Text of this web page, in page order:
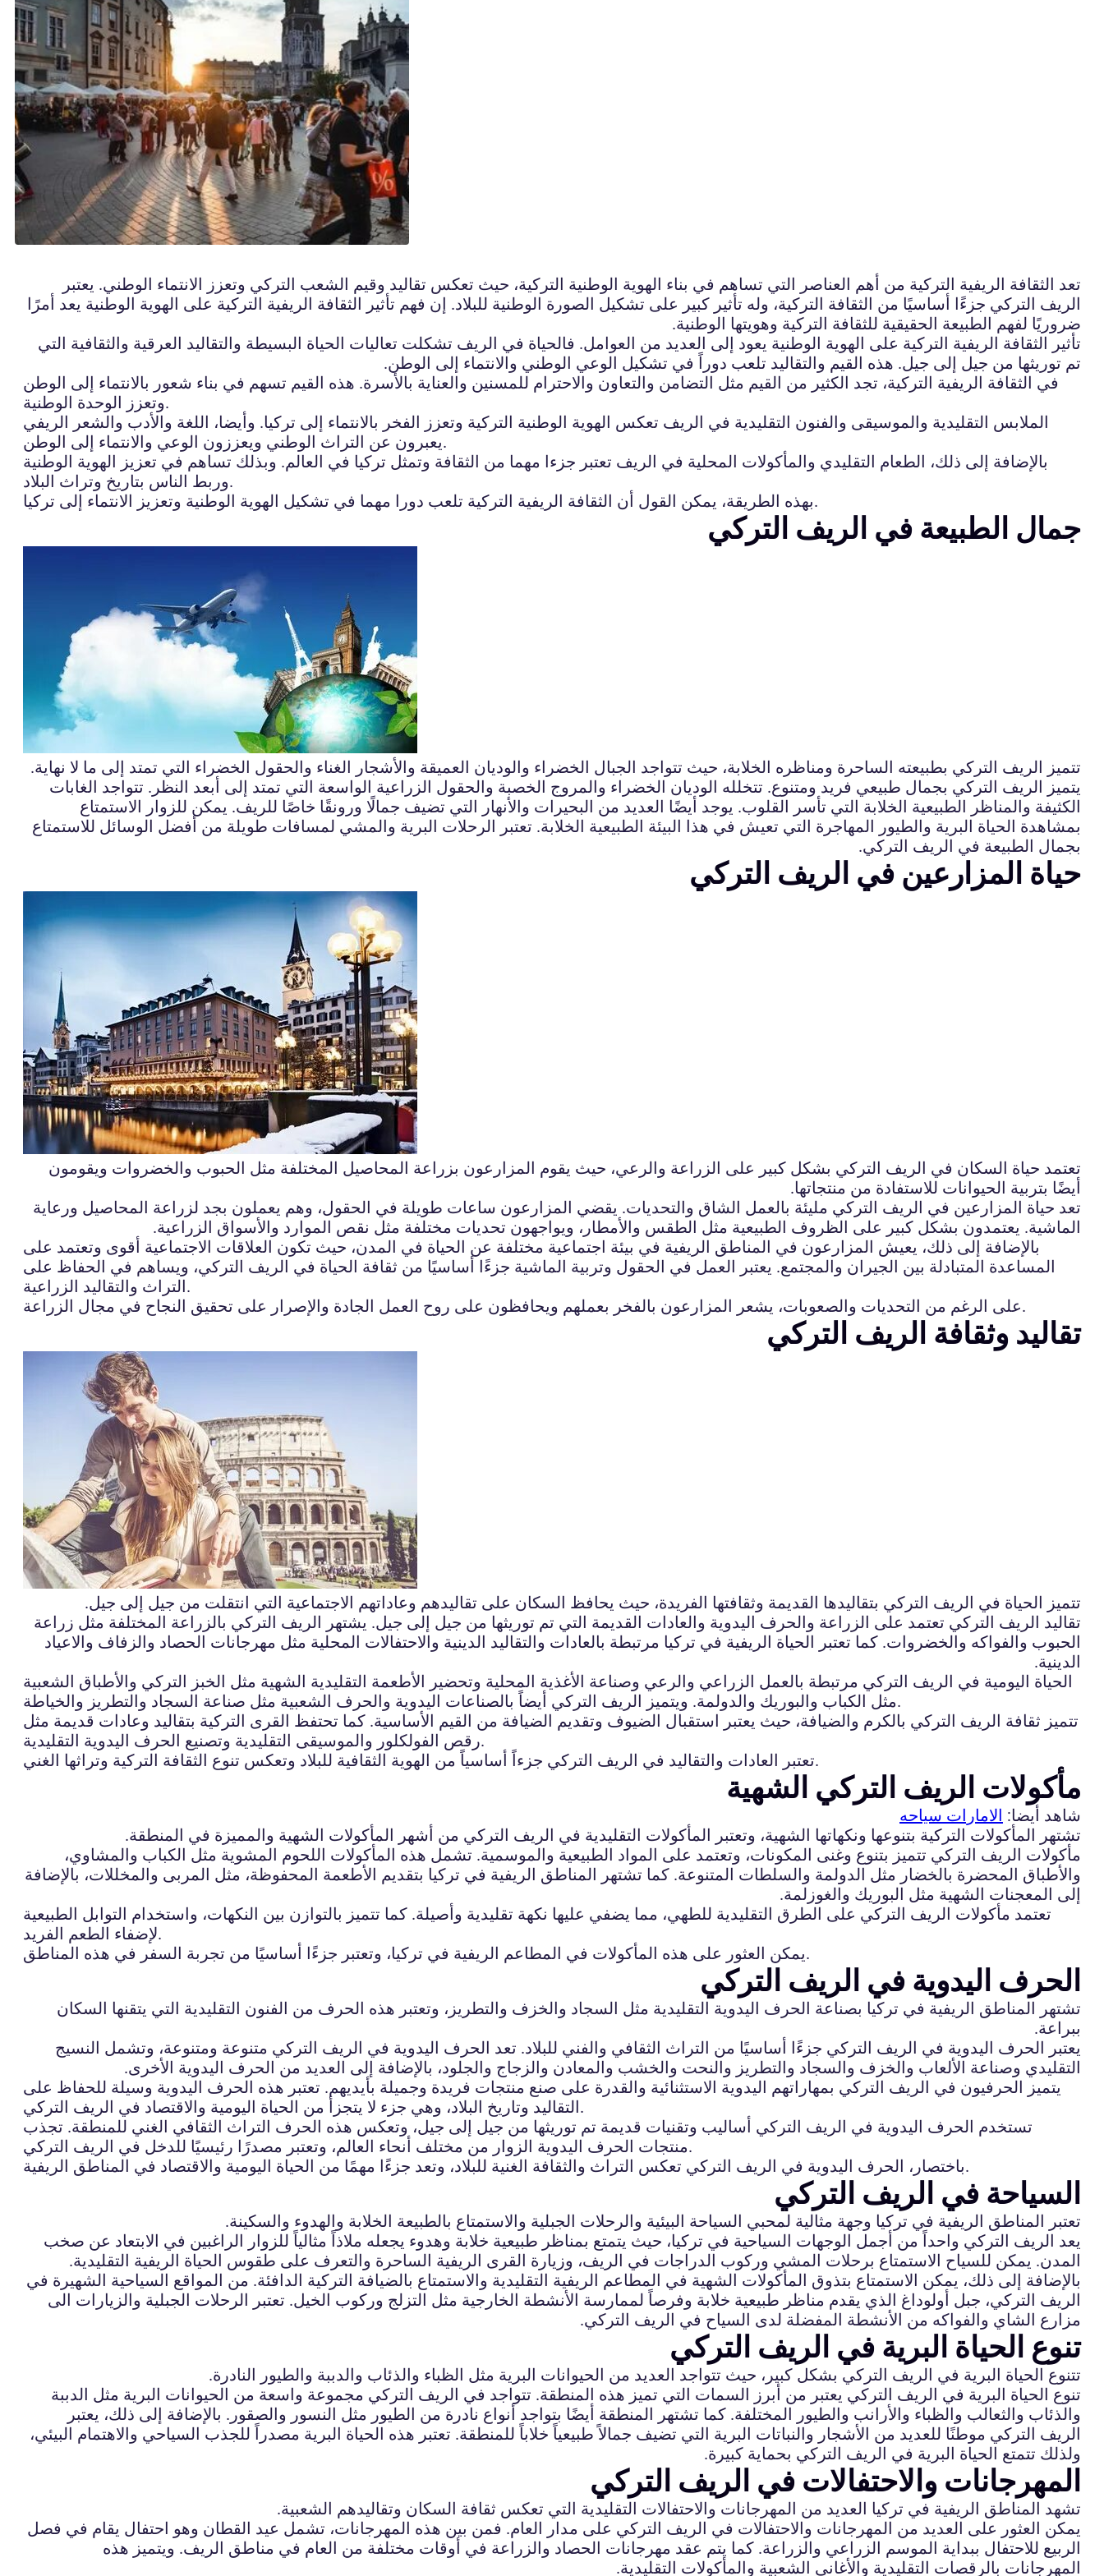
تعد الثقافة الريفية التركية من أهم العناصر التي تساهم في بناء الهوية الوطنية التركية، حيث تعكس تقاليد وقيم الشعب التركي وتعزز الانتماء الوطني. يعتبر
الريف التركي جزءًا أساسيًا من الثقافة التركية، وله تأثير كبير على تشكيل الصورة الوطنية للبلاد. إن فهم تأثير الثقافة الريفية التركية على الهوية الوطنية يعد أمرًا
ضروريًا لفهم الطبيعة الحقيقية للثقافة التركية وهويتها الوطنية.
تأثير الثقافة الريفية التركية على الهوية الوطنية يعود إلى العديد من العوامل. فالحياة في الريف تشكلت تعاليات الحياة البسيطة والتقاليد العرقية والثقافية التي
تم توريثها من جيل إلى جيل. هذه القيم والتقاليد تلعب دوراً في تشكيل الوعي الوطني والانتماء إلى الوطن.
في الثقافة الريفية التركية، تجد الكثير من القيم مثل التضامن والتعاون والاحترام للمسنين والعناية بالأسرة. هذه القيم تسهم في بناء شعور بالانتماء إلى الوطن
وتعزز الوحدة الوطنية.
الملابس التقليدية والموسيقى والفنون التقليدية في الريف تعكس الهوية الوطنية التركية وتعزز الفخر بالانتماء إلى تركيا. وأيضا، اللغة والأدب والشعر الريفي
يعبرون عن التراث الوطني ويعززون الوعي والانتماء إلى الوطن.
بالإضافة إلى ذلك، الطعام التقليدي والمأكولات المحلية في الريف تعتبر جزءا مهما من الثقافة وتمثل تركيا في العالم. وبذلك تساهم في تعزيز الهوية الوطنية
وربط الناس بتاريخ وتراث البلاد.
بهذه الطريقة، يمكن القول أن الثقافة الريفية التركية تلعب دورا مهما في تشكيل الهوية الوطنية وتعزيز الانتماء إلى تركيا.
جمال الطبيعة في الريف التركي
تتميز الريف التركي بطبيعته الساحرة ومناظره الخلابة، حيث تتواجد الجبال الخضراء والوديان العميقة والأشجار الغناء والحقول الخضراء التي تمتد إلى ما لا نهاية.
يتميز الريف التركي بجمال طبيعي فريد ومتنوع. تتخلله الوديان الخضراء والمروج الخصبة والحقول الزراعية الواسعة التي تمتد إلى أبعد النظر. تتواجد الغابات
الكثيفة والمناظر الطبيعية الخلابة التي تأسر القلوب. يوجد أيضًا العديد من البحيرات والأنهار التي تضيف جمالًا ورونقًا خاصًا للريف. يمكن للزوار الاستمتاع
بمشاهدة الحياة البرية والطيور المهاجرة التي تعيش في هذا البيئة الطبيعية الخلابة. تعتبر الرحلات البرية والمشي لمسافات طويلة من أفضل الوسائل للاستمتاع
بجمال الطبيعة في الريف التركي.
حياة المزارعين في الريف التركي
تعتمد حياة السكان في الريف التركي بشكل كبير على الزراعة والرعي، حيث يقوم المزارعون بزراعة المحاصيل المختلفة مثل الحبوب والخضروات ويقومون
أيضًا بتربية الحيوانات للاستفادة من منتجاتها.
تعد حياة المزارعين في الريف التركي مليئة بالعمل الشاق والتحديات. يقضي المزارعون ساعات طويلة في الحقول، وهم يعملون بجد لزراعة المحاصيل ورعاية
الماشية. يعتمدون بشكل كبير على الظروف الطبيعية مثل الطقس والأمطار، ويواجهون تحديات مختلفة مثل نقص الموارد والأسواق الزراعية.
بالإضافة إلى ذلك، يعيش المزارعون في المناطق الريفية في بيئة اجتماعية مختلفة عن الحياة في المدن، حيث تكون العلاقات الاجتماعية أقوى وتعتمد على
المساعدة المتبادلة بين الجيران والمجتمع. يعتبر العمل في الحقول وتربية الماشية جزءًا أساسيًا من ثقافة الحياة في الريف التركي، ويساهم في الحفاظ على
التراث والتقاليد الزراعية.
على الرغم من التحديات والصعوبات، يشعر المزارعون بالفخر بعملهم ويحافظون على روح العمل الجادة والإصرار على تحقيق النجاح في مجال الزراعة.
تقاليد وثقافة الريف التركي
تتميز الحياة في الريف التركي بتقاليدها القديمة وثقافتها الفريدة، حيث يحافظ السكان على تقاليدهم وعاداتهم الاجتماعية التي انتقلت من جيل إلى جيل.
تقاليد الريف التركي تعتمد على الزراعة والحرف اليدوية والعادات القديمة التي تم توريثها من جيل إلى جيل. يشتهر الريف التركي بالزراعة المختلفة مثل زراعة
الحبوب والفواكه والخضروات. كما تعتبر الحياة الريفية في تركيا مرتبطة بالعادات والتقاليد الدينية والاحتفالات المحلية مثل مهرجانات الحصاد والزفاف والاعياد
الدينية.
الحياة اليومية في الريف التركي مرتبطة بالعمل الزراعي والرعي وصناعة الأغذية المحلية وتحضير الأطعمة التقليدية الشهية مثل الخبز التركي والأطباق الشعبية
مثل الكباب والبوريك والدولمة. ويتميز الريف التركي أيضاً بالصناعات اليدوية والحرف الشعبية مثل صناعة السجاد والتطريز والخياطة.
تتميز ثقافة الريف التركي بالكرم والضيافة، حيث يعتبر استقبال الضيوف وتقديم الضيافة من القيم الأساسية. كما تحتفظ القرى التركية بتقاليد وعادات قديمة مثل
رقص الفولكلور والموسيقى التقليدية وتصنيع الحرف اليدوية التقليدية.
تعتبر العادات والتقاليد في الريف التركي جزءاً أساسياً من الهوية الثقافية للبلاد وتعكس تنوع الثقافة التركية وتراثها الغني.
مأكولات الريف التركي الشهية
شاهد أيضا: الامارات سياحه
تشتهر المأكولات التركية بتنوعها ونكهاتها الشهية، وتعتبر المأكولات التقليدية في الريف التركي من أشهر المأكولات الشهية والمميزة في المنطقة.
مأكولات الريف التركي تتميز بتنوع وغنى المكونات، وتعتمد على المواد الطبيعية والموسمية. تشمل هذه المأكولات اللحوم المشوية مثل الكباب والمشاوي،
والأطباق المحضرة بالخضار مثل الدولمة والسلطات المتنوعة. كما تشتهر المناطق الريفية في تركيا بتقديم الأطعمة المحفوظة، مثل المربى والمخللات، بالإضافة
إلى المعجنات الشهية مثل البوريك والغوزلمة.
تعتمد مأكولات الريف التركي على الطرق التقليدية للطهي، مما يضفي عليها نكهة تقليدية وأصيلة. كما تتميز بالتوازن بين النكهات، واستخدام التوابل الطبيعية
لإضفاء الطعم الفريد.
يمكن العثور على هذه المأكولات في المطاعم الريفية في تركيا، وتعتبر جزءًا أساسيًا من تجربة السفر في هذه المناطق.
الحرف اليدوية في الريف التركي
تشتهر المناطق الريفية في تركيا بصناعة الحرف اليدوية التقليدية مثل السجاد والخزف والتطريز، وتعتبر هذه الحرف من الفنون التقليدية التي يتقنها السكان
ببراعة.
يعتبر الحرف اليدوية في الريف التركي جزءًا أساسيًا من التراث الثقافي والفني للبلاد. تعد الحرف اليدوية في الريف التركي متنوعة ومتنوعة، وتشمل النسيج
التقليدي وصناعة الألعاب والخزف والسجاد والتطريز والنحت والخشب والمعادن والزجاج والجلود، بالإضافة إلى العديد من الحرف اليدوية الأخرى.
يتميز الحرفيون في الريف التركي بمهاراتهم اليدوية الاستثنائية والقدرة على صنع منتجات فريدة وجميلة بأيديهم. تعتبر هذه الحرف اليدوية وسيلة للحفاظ على
التقاليد وتاريخ البلاد، وهي جزء لا يتجزأ من الحياة اليومية والاقتصاد في الريف التركي.
تستخدم الحرف اليدوية في الريف التركي أساليب وتقنيات قديمة تم توريثها من جيل إلى جيل، وتعكس هذه الحرف التراث الثقافي الغني للمنطقة. تجذب
منتجات الحرف اليدوية الزوار من مختلف أنحاء العالم، وتعتبر مصدرًا رئيسيًا للدخل في الريف التركي.
باختصار، الحرف اليدوية في الريف التركي تعكس التراث والثقافة الغنية للبلاد، وتعد جزءًا مهمًا من الحياة اليومية والاقتصاد في المناطق الريفية.
السياحة في الريف التركي
تعتبر المناطق الريفية في تركيا وجهة مثالية لمحبي السياحة البيئية والرحلات الجبلية والاستمتاع بالطبيعة الخلابة والهدوء والسكينة.
يعد الريف التركي واحداً من أجمل الوجهات السياحية في تركيا، حيث يتمتع بمناظر طبيعية خلابة وهدوء يجعله ملاذاً مثالياً للزوار الراغبين في الابتعاد عن صخب
المدن. يمكن للسياح الاستمتاع برحلات المشي وركوب الدراجات في الريف، وزيارة القرى الريفية الساحرة والتعرف على طقوس الحياة الريفية التقليدية.
بالإضافة إلى ذلك، يمكن الاستمتاع بتذوق المأكولات الشهية في المطاعم الريفية التقليدية والاستمتاع بالضيافة التركية الدافئة. من المواقع السياحية الشهيرة في
الريف التركي، جبل أولوداغ الذي يقدم مناظر طبيعية خلابة وفرصاً لممارسة الأنشطة الخارجية مثل التزلج وركوب الخيل. تعتبر الرحلات الجبلية والزيارات الى
مزارع الشاي والفواكه من الأنشطة المفضلة لدى السياح في الريف التركي.
تنوع الحياة البرية في الريف التركي
تتنوع الحياة البرية في الريف التركي بشكل كبير، حيث تتواجد العديد من الحيوانات البرية مثل الظباء والذئاب والدببة والطيور النادرة.
تنوع الحياة البرية في الريف التركي يعتبر من أبرز السمات التي تميز هذه المنطقة. تتواجد في الريف التركي مجموعة واسعة من الحيوانات البرية مثل الدببة
والذئاب والثعالب والظباء والأرانب والطيور المختلفة. كما تشتهر المنطقة أيضًا بتواجد أنواع نادرة من الطيور مثل النسور والصقور. بالإضافة إلى ذلك، يعتبر
الريف التركي موطنًا للعديد من الأشجار والنباتات البرية التي تضيف جمالاً طبيعياً خلاباً للمنطقة. تعتبر هذه الحياة البرية مصدراً للجذب السياحي والاهتمام البيئي،
ولذلك تتمتع الحياة البرية في الريف التركي بحماية كبيرة.
المهرجانات والاحتفالات في الريف التركي
تشهد المناطق الريفية في تركيا العديد من المهرجانات والاحتفالات التقليدية التي تعكس ثقافة السكان وتقاليدهم الشعبية.
يمكن العثور على العديد من المهرجانات والاحتفالات في الريف التركي على مدار العام. فمن بين هذه المهرجانات، تشمل عيد القطان وهو احتفال يقام في فصل
الربيع للاحتفال ببداية الموسم الزراعي والزراعة. كما يتم عقد مهرجانات الحصاد والزراعة في أوقات مختلفة من العام في مناطق الريف. ويتميز هذه
المهرجانات بالرقصات التقليدية والأغاني الشعبية والمأكولات التقليدية.